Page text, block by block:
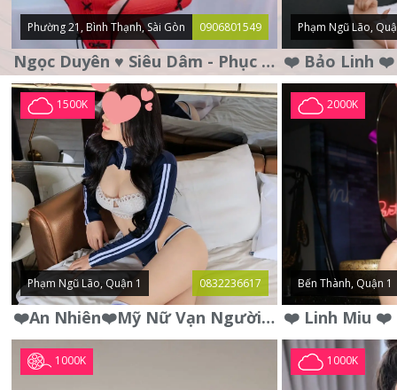
Phường 21, Bình Thạnh, Sài Gòn 0906801549
Ngọc Duyên ♥️ Siêu Dâm - Phục Vụ Tận Tình - Chu Đáo
Phạm Ngũ Lão,
1500K
Phạm Ngũ Lão, Quận 1 0832236617
❤️An Nhiên❤️Mỹ Nữ Vạn Người Mê,Da Trắng, Mặt Xynh, Đẹp Từng
2000K
Bến Thành, Quận 1
1000K 1000K